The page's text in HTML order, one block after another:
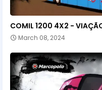
COMIL 1200 4X2 -
March 08, 2024